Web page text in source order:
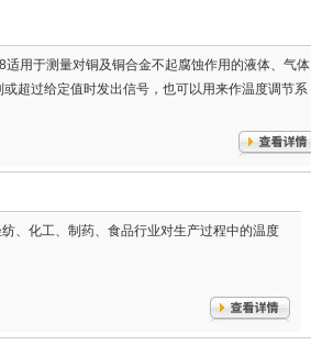
用于测量对铜及铜合金不起腐蚀作用的液体、气体
超过给定值时发出信号，也可以用来作温度调节系
、化工、制药、食品行业对生产过程中的温度